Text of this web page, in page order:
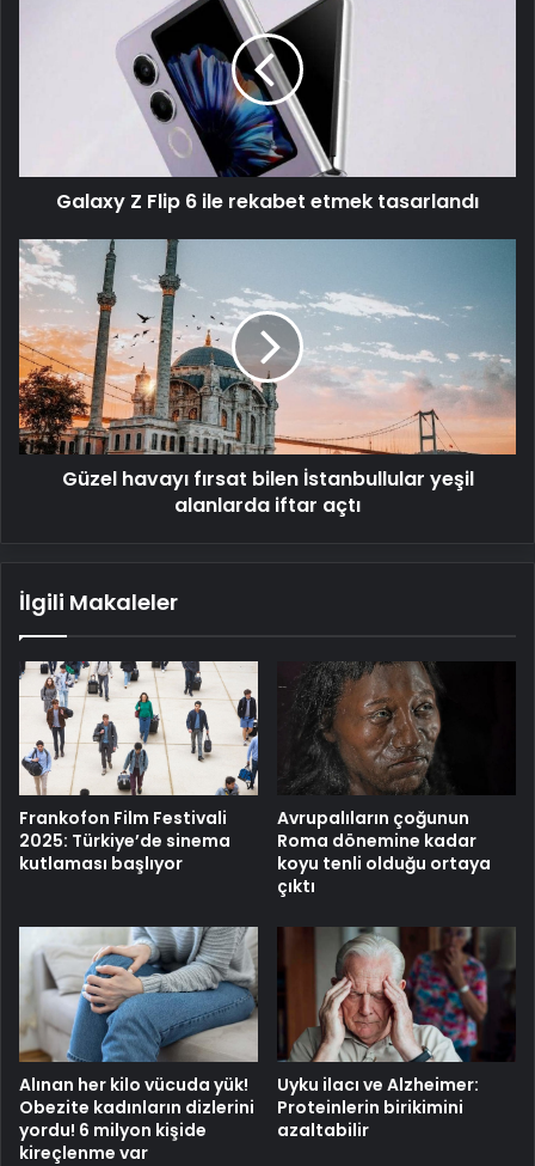
Galaxy Z Flip 6 ile rekabet etmek tasarlandı
Güzel
havayı
fırsat
bilen
İstanbullular
yeşil
alanlarda
iftar
açtı
Güzel havayı fırsat bilen İstanbullular yeşil
alanlarda iftar açtı
İlgili Makaleler
Frankofon Film Festivali
2025: Türkiye’de sinema
kutlaması başlıyor
Avrupalıların çoğunun
Roma dönemine kadar
koyu tenli olduğu ortaya
çıktı
Alınan her kilo vücuda yük!
Obezite kadınların dizlerini
yordu! 6 milyon kişide
kireçlenme var
Uyku ilacı ve Alzheimer:
Proteinlerin birikimini
azaltabilir